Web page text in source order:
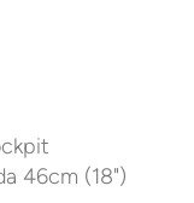
46cm (18")